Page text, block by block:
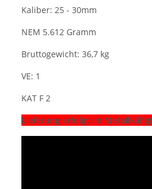
Kaliber: 25 - 30mm
NEM 5.612 Gramm
Bruttogewicht: 36,7 kg
VE: 1
KAT F 2
Lieferung erfolgt im Metallkäfig!